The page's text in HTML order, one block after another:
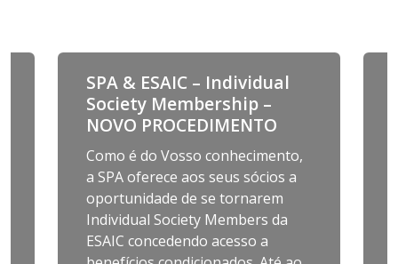
SPA & ESAIC – Individual
Society Membership –
NOVO PROCEDIMENTO
Como é do Vosso conhecimento,
a SPA oferece aos seus sócios a
oportunidade de se tornarem
Individual Society Members da
ESAIC concedendo acesso a